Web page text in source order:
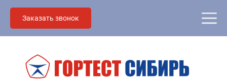
Заказать звонок